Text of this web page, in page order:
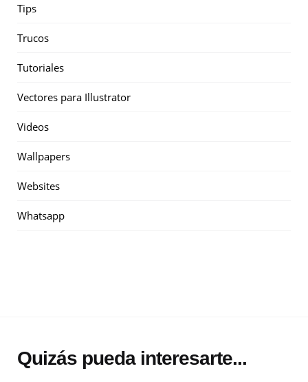
Tips
Trucos
Tutoriales
Vectores para Illustrator
Videos
Wallpapers
Websites
Whatsapp
Quizás pueda interesarte...